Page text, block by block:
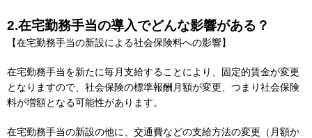
2.在宅勤務手当の導入でどんな影響がある？
【在宅勤務手当の新設による社会保険料への影響】
在宅勤務手当を新たに毎月支給することにより、固定的賃金が変更
となりますので、社会保険の標準報酬月額が変更、つまり社会保険
料が増額となる可能性があります。
在宅勤務手当の新設の他に、交通費などの支給方法の変更（月額か